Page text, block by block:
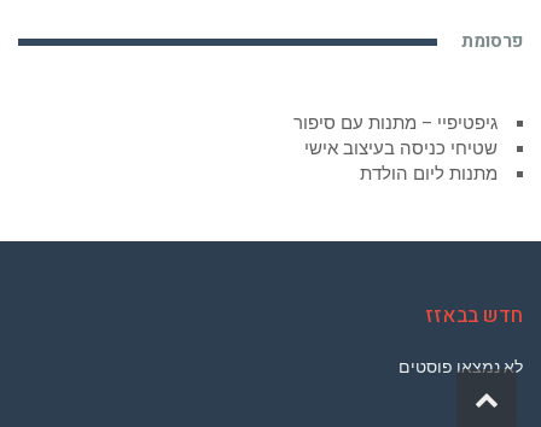
פרסומת
גיפטיפיי – מתנות עם סיפור
שטיחי כניסה בעיצוב אישי
מתנות ליום הולדת
חדש בבאזז
לא נמצאו פוסטים